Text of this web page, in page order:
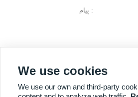
ارسال
We use cookies
We use our own and third-party